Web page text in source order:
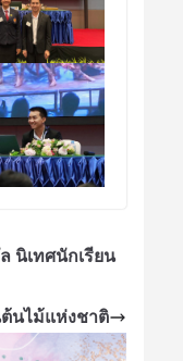
นิเทศนักเรียน
นไม้แห่งชาติ